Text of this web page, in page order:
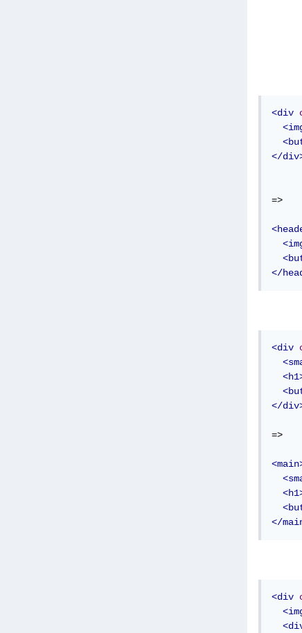
<div
</
=>
</
<div
</
=>
</
<div